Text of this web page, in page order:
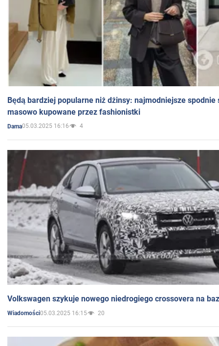
Będą bardziej popularne niż dżinsy: najmodniejsze spodnie
masowo kupowane przez fashionistki
Dama05.03.2025 16:16 4
Volkswagen szykuje nowego niedrogiego crossovera na
Wiadomości05.03.2025 16:15 20